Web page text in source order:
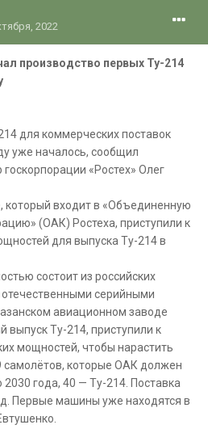
2022
производство первых Ту-214
для коммерческих поставок
уже началось, сообщил
«Ростех» Олег
который входит в «Объединенную
(ОАК) Ростеха, приступили к
для выпуска Ту-214 в
состоит из российских
серийными
авиационном заводе
выпуск Ту-214, приступили к
мощностей, чтобы нарастить
самолётов, которые ОАК должен
2030 года, 40 — Ту-214. Поставка
Первые машины уже находятся в